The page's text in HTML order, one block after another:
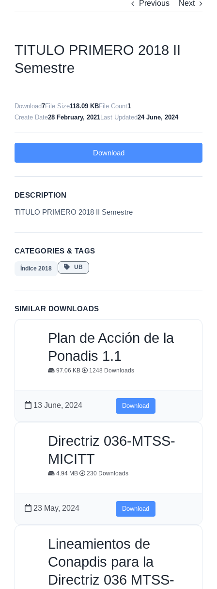
Previous Next
TITULO PRIMERO 2018 II
Semestre
Download7File Size118.09 KBFile Count1
Create Date28 February, 2021 Last Updated24 June, 2024
Download
DESCRIPTION
TITULO PRIMERO 2018 II Semestre
CATEGORIES & TAGS
Índice 2018 UB
SIMILAR DOWNLOADS
Plan de Acción de la
Ponadis 1.1
97.06 KB 1248 Downloads
13 June, 2024 Download
Directriz 036-MTSS-
MICITT
4.94 MB 230 Downloads
23 May, 2024 Download
Lineamientos de
Conapdis para la
Directriz 036 MTSS-